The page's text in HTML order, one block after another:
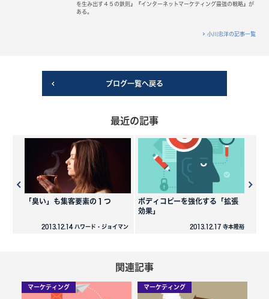
を生み出す４５の鉄則』『インターネットマーケティング最強の戦略』が
ある。
小川忠洋の記事一覧
ブログ一覧へ戻る
最近の記事
「臭い」も集客要素の１つ
2013.12.14 ハワード・ジョイマン
ボディコピーを強化する「拡張
効果」
2013.12.17 寺本隆裕
関連記事
マーケティング マーケティング